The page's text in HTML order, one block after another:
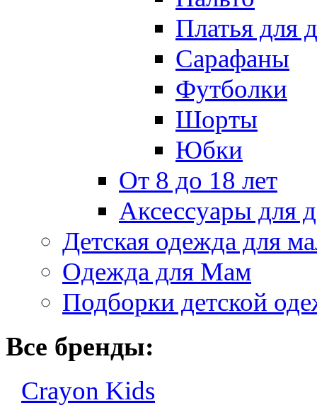
Платья для
Сарафаны
Футболки
Шорты
Юбки
От 8 до 18 лет
Аксессуары для
Детская одежда для
Одежда для Мам
Подборки детской
Все бренды:
Crayon Kids